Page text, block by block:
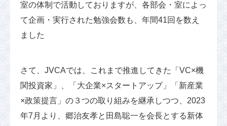
室の体制で活動しておりますが、各部会・室によっ
て企画・実行された勉強会数も、年間41回を数え
ました
さて、JVCAでは、これまで推進してきた「VC×機
関投資家」、「大企業×スタートアップ」「新産業
×政策提言」の３つの取り組みを継承しつつ、2023
年7月より、郷治友孝と田島聡一を会長とする新体